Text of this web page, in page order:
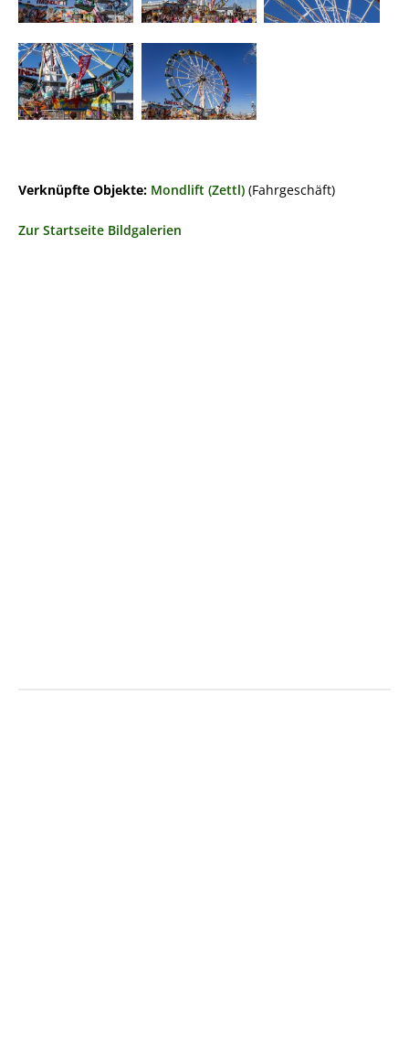
Verknüpfte Objekte: Mondlift (Zettl) (Fahrgeschäft)
Zur Startseite Bildgalerien